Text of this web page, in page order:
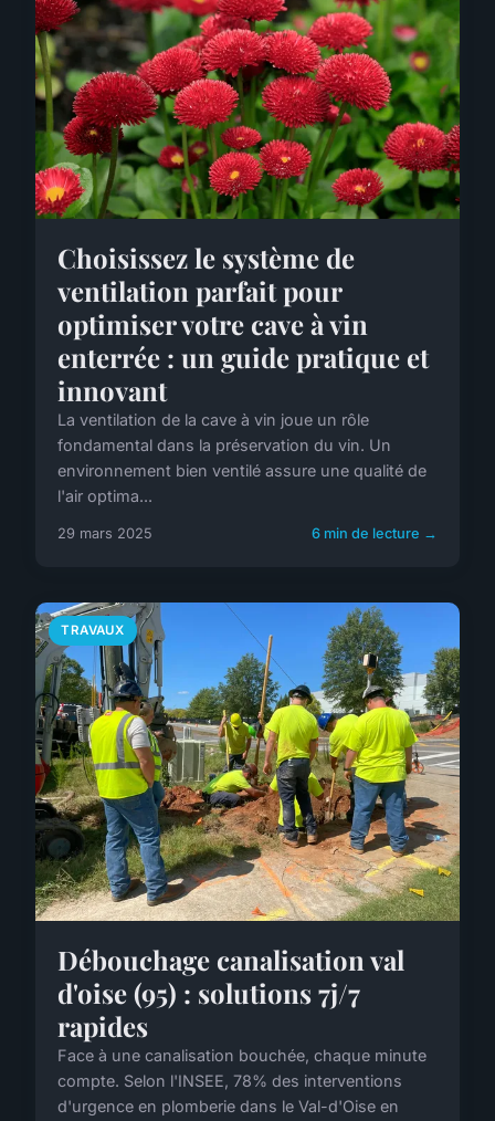
Choisissez le système de
ventilation parfait pour
optimiser votre cave à vin
enterrée : un guide pratique et
innovant
La ventilation de la cave à vin joue un rôle
fondamental dans la préservation du vin. Un
environnement bien ventilé assure une qualité de
l'air optima...
29 mars 2025 6 min de lecture →
TRAVAUX
Débouchage canalisation val
d'oise (95) : solutions 7j/7
rapides
Face à une canalisation bouchée, chaque minute
compte. Selon l'INSEE, 78% des interventions
d'urgence en plomberie dans le Val-d'Oise en